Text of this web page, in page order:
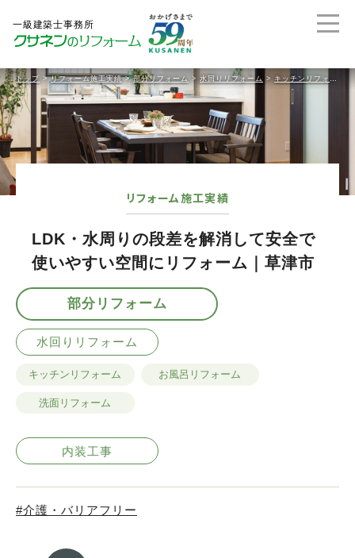
トップ >リフォーム施工実績>部分リフォーム > 水回りリフォーム > キッチンリフォーム
リフォーム施工実績
LDK・水周りの段差を解消して安全で
使いやすい空間にリフォーム｜草津市
部分リフォーム
水回りリフォーム
キッチンリフォーム お風呂リフォーム
洗面リフォーム
内装工事
介護・バリアフリー